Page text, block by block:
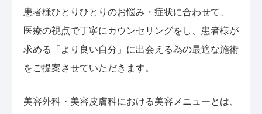
患者様ひとりひとりのお悩み・症状に合わせて、
医療の視点で丁寧にカウンセリングをし、患者様が
求める「より良い自分」に出会える為の最適な施術
をご提案させていただきます。
美容外科・美容皮膚科における美容メニューとは、